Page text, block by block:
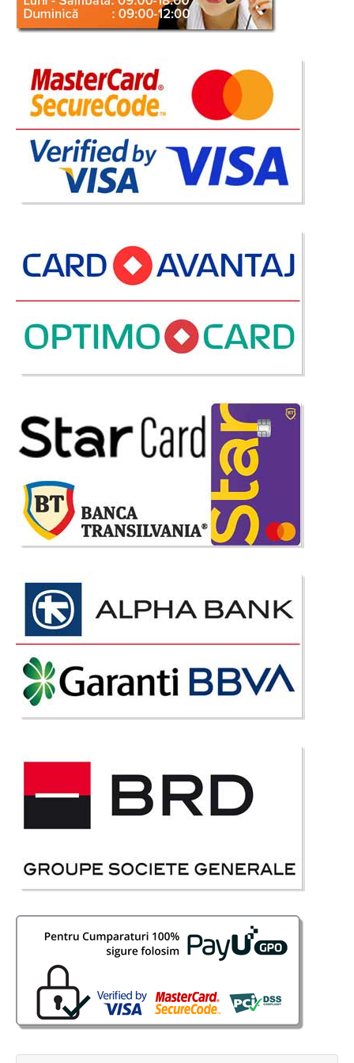
In Stoc
Vezi Detalii
-23%
Masa Sticla cu 6 Scaune gri Levante
Masa cu blat sticla si 6 scaune gri Levante – Transport Gratuit Mobilarea
unei bucatarii, a zonei de dining, a sufrageriei sau a unui living pe stil
modern nu mai este o problema datorita setului format din masa cu blat
Stoc Epuizat - Indisponibil
Adauga la Favorite
-23%
Masa Sticla Neagra si 6 Scaune Lotus
Mese din Sticla Neagra si 6 Scaune Lotus - Set la Oferta de Pret Lotus este
un set format din masa cu blat din sticla si un pachet de 6 scaune tapitate.
putand deservi pana la 6 persoane. Blatu..
Compara
Stoc Epuizat - Indisponibil
Adauga la Favorite
Set Masa Bucatarie Extensibila si 4
scaune Tapitate Adore
Set Masa Bucatarie extensibila 4 persoane si 4 Scaune Tapitate Adore
4 persoane cu structura metalica si blat din sticla gri si 4 scaune tapitate